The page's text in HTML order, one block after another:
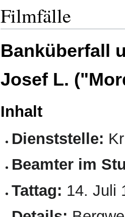
Filmfälle
Banküberfall
Josef L.
Inhalt
Dienststelle:
Beamter im
Tattag: 14. Juli